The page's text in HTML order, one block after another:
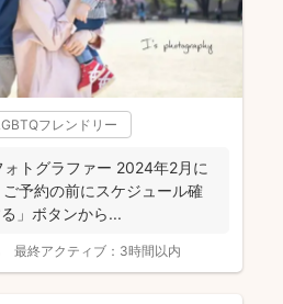
フレンドリー
トグラファー 2024年2月に
予約の前にスケジュール確
」ボタンから...
最終アクティブ： 3時間以内